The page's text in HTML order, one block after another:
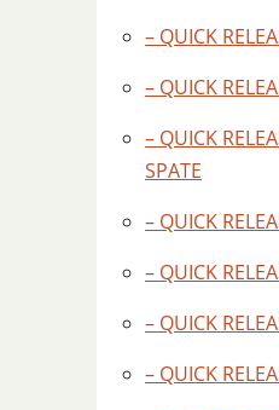
– QUICK
– QUICK
– QUICK
SPATE
– QUICK
– QUICK
– QUICK
– QUICK